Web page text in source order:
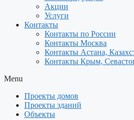
Акции
Услуги
Контакты
Контакты по России
Контакты Москва
Контакты Астана,
Контакты Крым,
Menu
Проекты домов
Проекты зданий
Объекты